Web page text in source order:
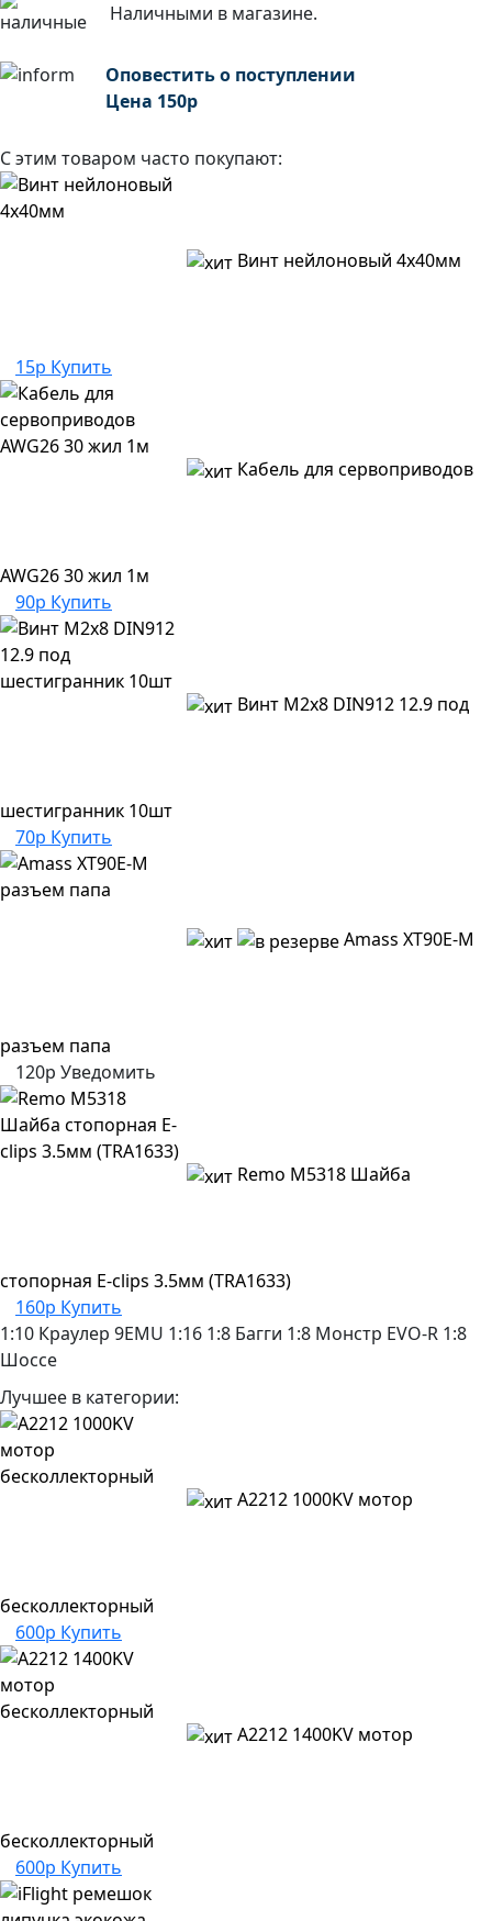
Наличными в магазине.
Оповестить о поступлении
Цена 150р
С этим товаром часто покупают:
Винт нейлоновый 4x40мм
15р Купить
Кабель для сервоприводов
AWG26 30 жил 1м
90р Купить
Винт M2x8 DIN912 12.9 под
шестигранник 10шт
70р Купить
Amass XT90E-M
разъем папа
120р Уведомить
Remo M5318 Шайба
стопорная E-clips 3.5мм (TRA1633)
160р Купить
1:10 Краулер 9EMU 1:16 1:8 Багги 1:8 Монстр EVO-R 1:8
Шоссе
Лучшее в категории:
A2212 1000KV мотор
бесколлекторный
600р Купить
A2212 1400KV мотор
бесколлекторный
600р Купить